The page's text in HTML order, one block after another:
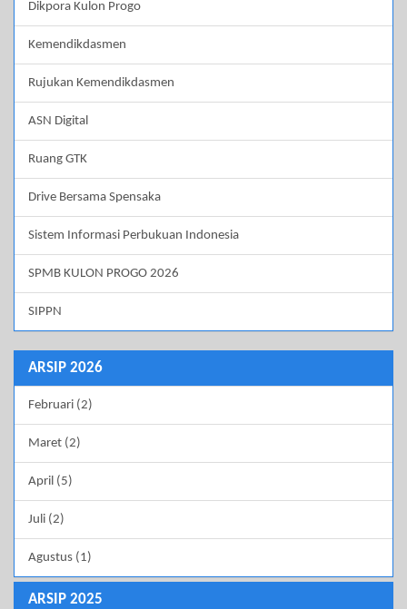
Dikpora Kulon Progo
Kemendikdasmen
Rujukan Kemendikdasmen
ASN Digital
Ruang GTK
Drive Bersama Spensaka
Sistem Informasi Perbukuan Indonesia
SPMB KULON PROGO 2026
SIPPN
ARSIP 2026
Februari (2)
Maret (2)
April (5)
Juli (2)
Agustus (1)
ARSIP 2025